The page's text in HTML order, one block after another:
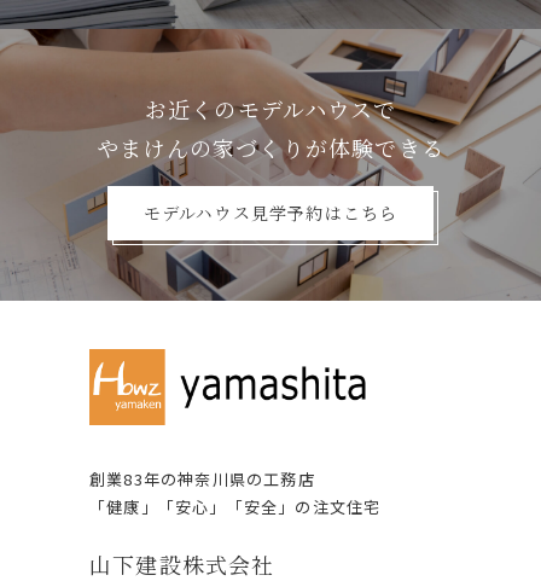
お近くのモデルハウスで
やまけんの家づくりが体験できる
モデルハウス見学予約はこちら
創業83年の神奈川県の⼯務店
「健康」「安⼼」「安全」の注⽂住宅
⼭下建設株式会社